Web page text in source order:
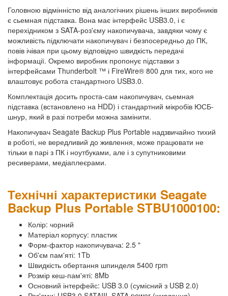
Головною відмінністю від аналогічних рішень інших виробників
є сьемная підставка. Вона має інтерфейс USB3.0, і є
перехідником з SATA-роз'єму накопичувача, завдяки чому є
можливість підключати накопичувач і безпосередньо до ПК,
повів ічівая при цьому відповідно швидкість передачі
інформації. Окремо виробник пропонує підставки з
інтерфейсами Thunderbolt ™ і FireWire® 800 для тих, кого не
влаштовує робота стандартного USB3.0.
Комплектація досить проста-сам накопичувач, сьемная
підставка (встановлено на HDD) і стандартний мікробів ЮСБ-
шнур, який в разі потреби можна замінити.
Накопичувач Seagate Backup Plus Portable надзвичайно тихий
в роботі, не вередливий до живлення, може працювати не
тільки в парі з ПК і ноутбуками, але і з супутниковими
ресиверами, медіаплеєрами.
Технічні характеристики Seagate
Backup Plus Portable STBU1000100:
Колір: чорний
Матеріал корпусу: пластик
Форм-фактор накопичувача: 2.5 "
Об'єм пам'яті: 1Tb
Швидкість обертання шпинделя 5400 rpm
Розмір кеш-пам'яті: 8Mb
Основний інтерфейс: USB 3.0 (сумісний з USB 2.0)